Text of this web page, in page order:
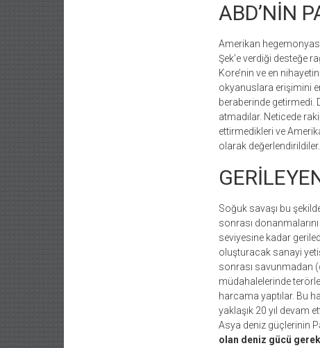
ABD’NİN
Amerikan
Şek’e verdiği desteğe
Kore’nin ve en
okyanuslara erişimini
beraberinde getirmedi.
atmadılar. Neticede
ettirmedikleri ve
olarak değerlendirildiler.
Soğuk savaşı bu
sonrası
seviyesine kadar
oluşturacak sanayi
sonrası savunmadan
müdahalelerinde
harcama yaptılar. Bu
yaklaşık 20 yıl devam
Asya deniz güçlerinin
olan deniz gücü